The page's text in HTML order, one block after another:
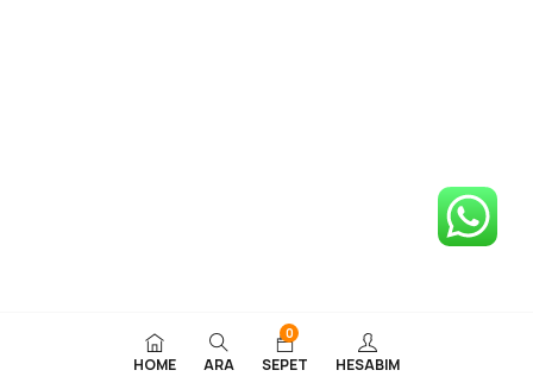
HOME ARA
0
SEPET HESABIM